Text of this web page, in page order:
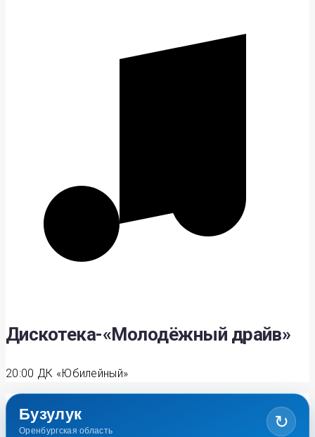
Дискотека-«Молодёжный драйв»
20:00 ДК «Юбилейный»
Бузулук
Оренбургская область ↻